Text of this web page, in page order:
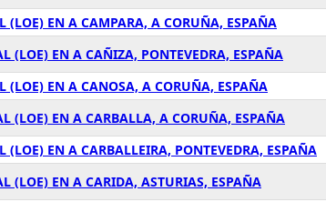
(LOE) EN A CAMPARA, A CORUÑA, ESPAÑA
(LOE) EN A CAÑIZA, PONTEVEDRA, ESPAÑA
(LOE) EN A CANOSA, A CORUÑA, ESPAÑA
(LOE) EN A CARBALLA, A CORUÑA, ESPAÑA
EN A CARBALLEIRA, PONTEVEDRA, ESPAÑA
(LOE) EN A CARIDA, ASTURIAS, ESPAÑA